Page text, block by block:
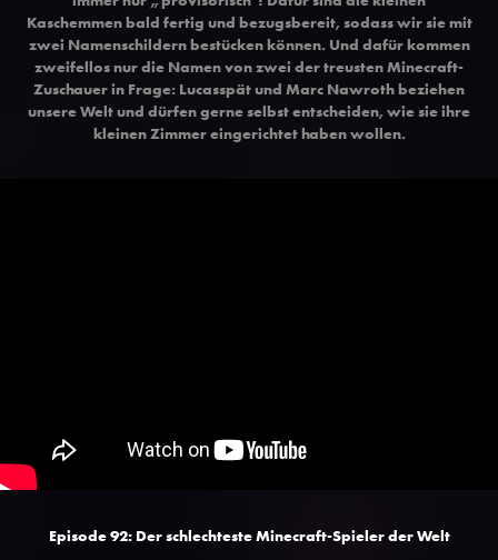
Kaschemmen bald fertig und bezugsbereit, sodass wir sie mit
zwei Namenschildern bestücken können. Und dafür kommen
zweifellos nur die Namen von zwei der treusten Minecraft-
Zuschauer in Frage: Lucasspät und Marc Nawroth beziehen
unsere Welt und dürfen gerne selbst entscheiden, wie sie ihre
kleinen Zimmer eingerichtet haben wollen.
Episode 92: Der schlechteste Minecraft-Spieler der Welt